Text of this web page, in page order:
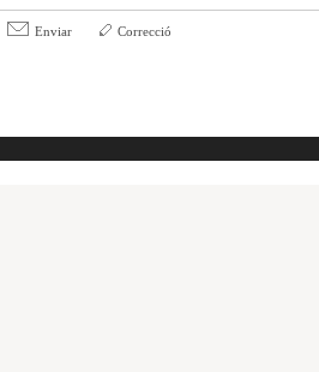
Enviar Correcció